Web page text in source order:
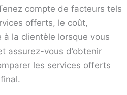
compte de facteurs tels
offerts, le coût,
à la clientèle lorsque vous
assurez-vous d’obtenir
les services offerts